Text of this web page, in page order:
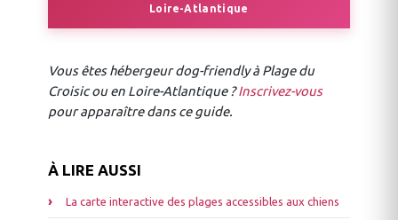
Loire-Atlantique
Vous êtes hébergeur dog-friendly à Plage du
Croisic ou en Loire-Atlantique ?Inscrivez-vous
pour apparaître dans ce guide.
À LIRE AUSSI
La carte interactive des plages accessibles aux chiens